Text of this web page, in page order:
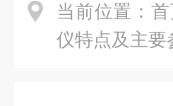
当前位置：
仪特点及主要